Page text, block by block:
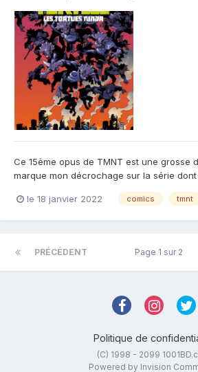
Ce 15ème opus de TMNT est une grosse
marque mon décrochage sur la série
boulot réalisé par les deux dessinateurs
le 18 janvier 2022 comics tmnt
PRÉCÉDENT Page 1 sur 2
Politique de
(C) 1998 - 2099
Powered by Invision